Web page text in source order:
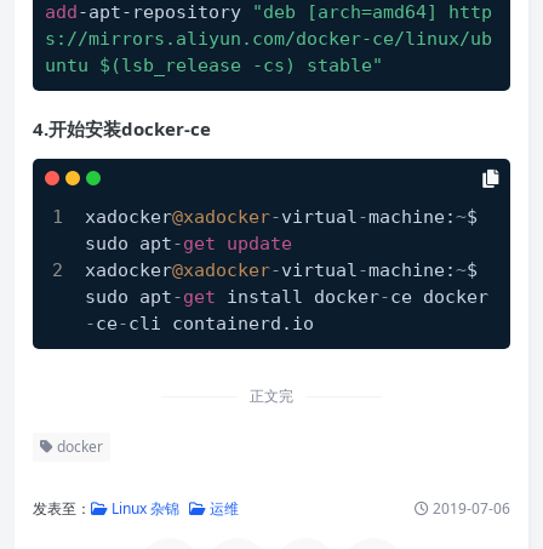
add-apt-repository
"deb [arch=amd64] http
s://mirrors.aliyun.com/docker-ce/linux/ub
untu $(lsb_release -cs) stable"
4.开始安装docker-ce
xadocker@xadocker-virtual-machine:~$
sudo apt-get
update
xadocker@xadocker-virtual-machine:~$
sudo apt-get install docker-ce docker
-ce-cli containerd.io
正文完
docker
发表至： Linux 杂锦 运维 2019-07-06